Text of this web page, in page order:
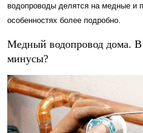
водопроводы делятся на медные и
особенностях более подробно.
Медный водопровод дома.
минусы?